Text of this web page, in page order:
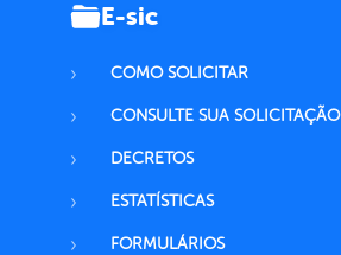
E-sic
COMO SOLICITAR
CONSULTE SUA SOLICITAÇÃO
DECRETOS
ESTATÍSTICAS
FORMULÁRIOS